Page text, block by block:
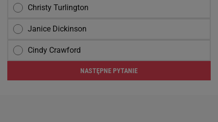
Christy Turlington
Janice Dickinson
Cindy Crawford
NASTĘPNE PYTANIE